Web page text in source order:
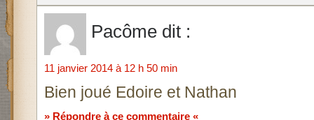
Pacôme dit :
11 janvier 2014 à 12 h 50 min
Bien joué Edoire et Nathan
» Répondre à ce commentaire «